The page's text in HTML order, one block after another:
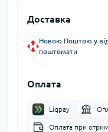
Доставка
Новою Поштою у
поштомати
Оплата
Liqpay
Оплата при